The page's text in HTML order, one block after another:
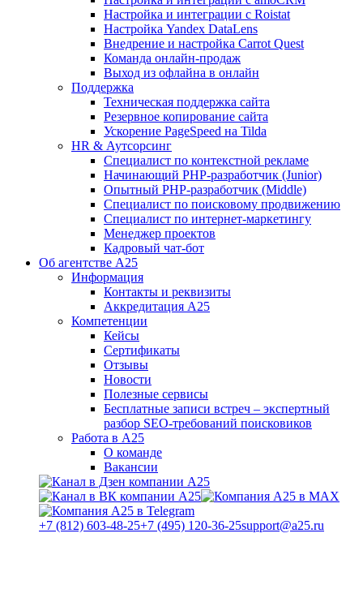
Настройка и интеграции с Roistat
Настройка Yandex DataLens
Внедрение и настройка Carrot Quest
Команда онлайн-продаж
Выход из офлайна в онлайн
Поддержка
Техническая поддержка сайта
Резервное копирование сайта
Ускорение PageSpeed на Tilda
HR & Аутсорсинг
Специалист по контекстной рекламе
Начинающий PHP-разработчик (Junior)
Опытный PHP-разработчик (Middle)
Специалист по поисковому продвижению
Специалист по интернет-маркетингу
Менеджер проектов
Кадровый чат-бот
Об агентстве А25
Информация
Контакты и реквизиты
Аккредитация А25
Компетенции
Кейсы
Сертификаты
Отзывы
Новости
Полезные сервисы
Бесплатные записи встреч – экспертный
разбор SEO-требований поисковиков
Работа в А25
О команде
Вакансии
+7 (812) 603-48-25+7 (495) 120-36-25support@a25.ru